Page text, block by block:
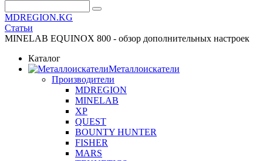
MDREGION.KG
Статьи
MINELAB EQUINOX 800 - обзор дополнительных настроек
Каталог
Металлоискатели
Производители
MDREGION
MINELAB
XP
QUEST
BOUNTY HUNTER
FISHER
MARS